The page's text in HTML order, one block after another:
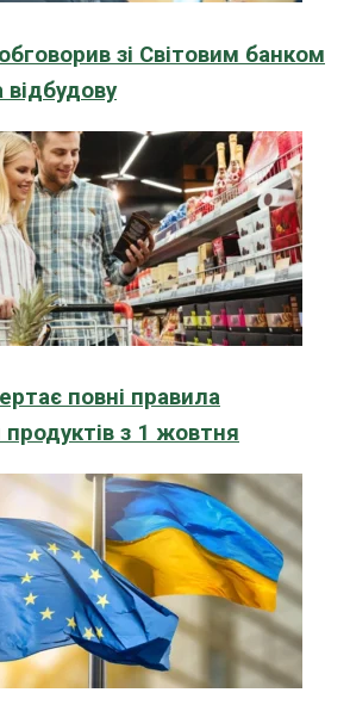
зі Світовим банком
повні правила
з 1 жовтня